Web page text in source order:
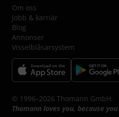
Om oss
Jobb & karriär
Blog
Annonser
Visselblåsarsystem
© 1996–2026 Thomann GmbH.
Thomann loves you, because